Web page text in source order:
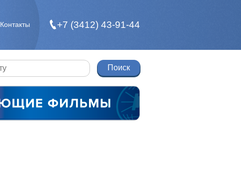
Контакты +7 (3412) 43-91-44